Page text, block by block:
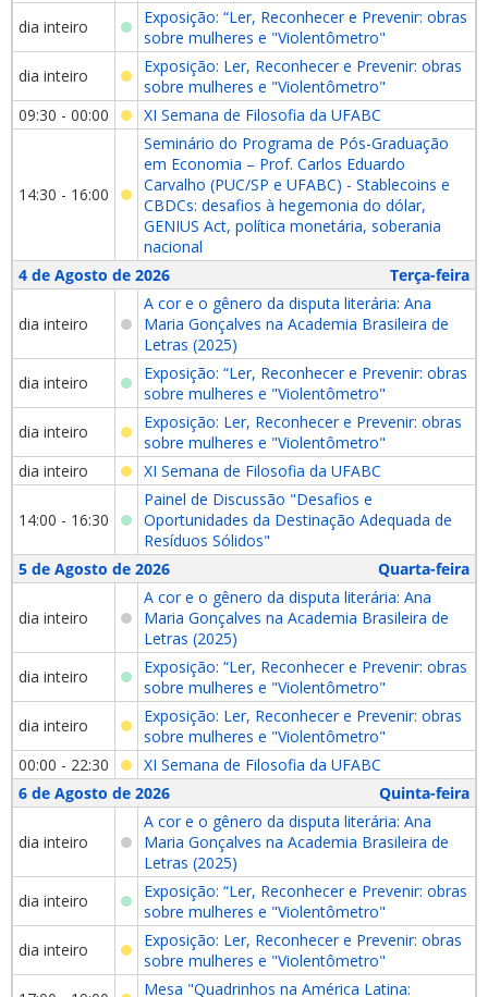
dia inteiro
Exposição: “Ler, Reconhecer e Prevenir: obras
sobre mulheres e "Violentômetro"
dia inteiro
Exposição: Ler, Reconhecer e Prevenir: obras
sobre mulheres e "Violentômetro"
09:30 - 00:00
XI Semana de Filosofia da UFABC
14:30 - 16:00
Seminário do Programa de Pós-Graduação
em Economia – Prof. Carlos Eduardo
Carvalho (PUC/SP e UFABC) - Stablecoins e
CBDCs: desafios à hegemonia do dólar,
GENIUS Act, política monetária, soberania
nacional
4 de Agosto de 2026
Terça-feira
dia inteiro
A cor e o gênero da disputa literária: Ana
Maria Gonçalves na Academia Brasileira de
Letras (2025)
dia inteiro
Exposição: “Ler, Reconhecer e Prevenir: obras
sobre mulheres e "Violentômetro"
dia inteiro
Exposição: Ler, Reconhecer e Prevenir: obras
sobre mulheres e "Violentômetro"
dia inteiro
XI Semana de Filosofia da UFABC
14:00 - 16:30
Painel de Discussão "Desafios e
Oportunidades da Destinação Adequada de
Resíduos Sólidos"
5 de Agosto de 2026
Quarta-feira
dia inteiro
A cor e o gênero da disputa literária: Ana
Maria Gonçalves na Academia Brasileira de
Letras (2025)
dia inteiro
Exposição: “Ler, Reconhecer e Prevenir: obras
sobre mulheres e "Violentômetro"
dia inteiro
Exposição: Ler, Reconhecer e Prevenir: obras
sobre mulheres e "Violentômetro"
00:00 - 22:30
XI Semana de Filosofia da UFABC
6 de Agosto de 2026
Quinta-feira
dia inteiro
A cor e o gênero da disputa literária: Ana
Maria Gonçalves na Academia Brasileira de
Letras (2025)
dia inteiro
Exposição: “Ler, Reconhecer e Prevenir: obras
sobre mulheres e "Violentômetro"
dia inteiro
Exposição: Ler, Reconhecer e Prevenir: obras
sobre mulheres e "Violentômetro"
Mesa "Quadrinhos na América Latina: